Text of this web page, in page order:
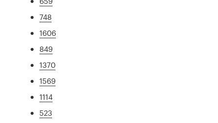
748
1606
849
1370
1569
1114
523